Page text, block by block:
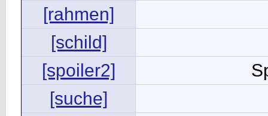
[rahmen]
[schild]
[spoiler2]
[suche]